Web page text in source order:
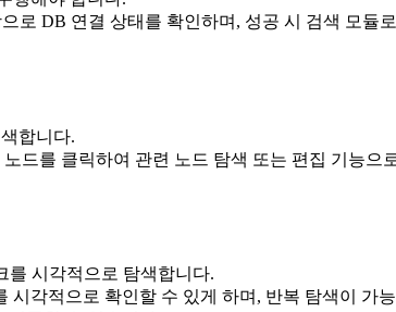
으로 DB 연결 상태를 확인하며, 성공 시 검색 모듈
합니다.
드를 클릭하여 관련 노드 탐색 또는 편집 기능으
를 시각적으로 탐색합니다.
시각적으로 확인할 수 있게 하며, 반복 탐색이 가